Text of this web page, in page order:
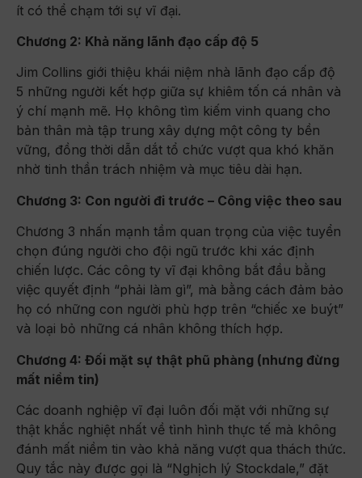
ít có thể chạm tới sự vĩ đại.
Chương 2: Khả năng lãnh đạo cấp độ 5
Jim Collins giới thiệu khái niệm nhà lãnh đạo cấp độ
5 những người kết hợp giữa sự khiêm tốn cá nhân và
ý chí mạnh mẽ. Họ không tìm kiếm vinh quang cho
bản thân mà tập trung xây dựng một công ty bền
vững, đồng thời dẫn dắt tổ chức vượt qua khó khăn
nhờ tinh thần trách nhiệm và mục tiêu dài hạn.
Chương 3: Con người đi trước – Công việc theo sau
Chương 3 nhấn mạnh tầm quan trọng của việc tuyển
chọn đúng người cho đội ngũ trước khi xác định
chiến lược. Các công ty vĩ đại không bắt đầu bằng
việc quyết định “phải làm gì”, mà bằng cách đảm bảo
họ có những con người phù hợp trên “chiếc xe buýt”
và loại bỏ những cá nhân không thích hợp.
Chương 4: Đối mặt sự thật phũ phàng (nhưng đừng
mất niềm tin)
Các doanh nghiệp vĩ đại luôn đối mặt với những sự
thật khắc nghiệt nhất về tình hình thực tế mà không
đánh mất niềm tin vào khả năng vượt qua thách thức.
Quy tắc này được gọi là “Nghịch lý Stockdale,” đặt